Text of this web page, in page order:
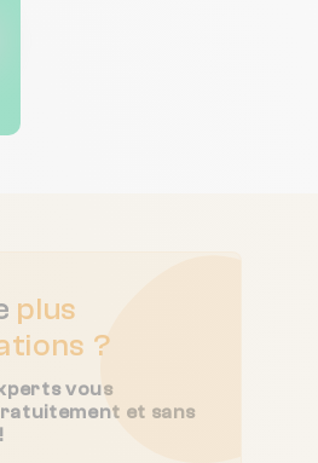
vos Options
plus
?
vous
et sans